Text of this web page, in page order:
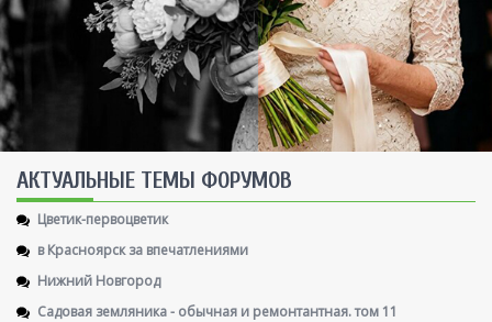
AКТУАЛЬНЫЕ ТЕМЫ ФОРУМОВ
Цветик-первоцветик
в Красноярск за впечатлениями
Нижний Новгород
Садовая земляника - обычная и ремонтантная. том 11